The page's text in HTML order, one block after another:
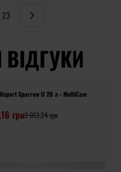
23
Сторінка
Наступне
ВІДГУКИ
Sparrow II 20 л - MultiCam
грн9 013,24 грн